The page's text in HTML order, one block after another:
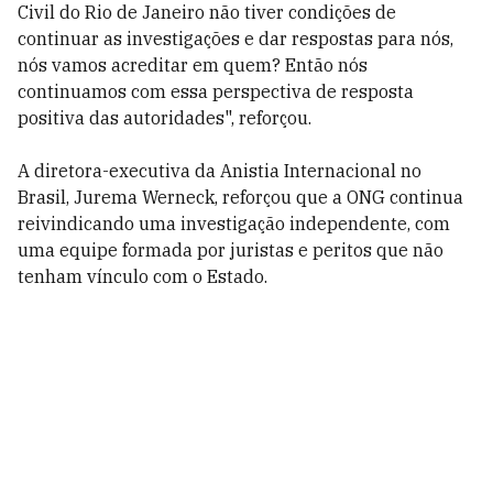
Civil do Rio de Janeiro não tiver condições de
continuar as investigações e dar respostas para nós,
nós vamos acreditar em quem? Então nós
continuamos com essa perspectiva de resposta
positiva das autoridades", reforçou.
A diretora-executiva da Anistia Internacional no
Brasil, Jurema Werneck, reforçou que a ONG continua
reivindicando uma investigação independente, com
uma equipe formada por juristas e peritos que não
tenham vínculo com o Estado.